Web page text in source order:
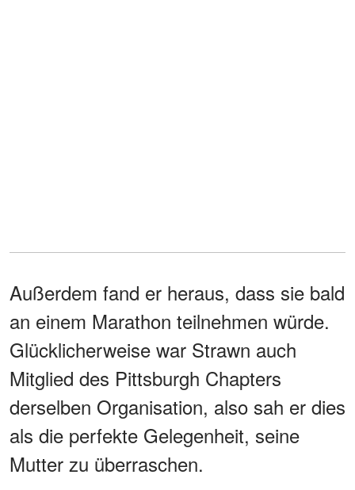
Außerdem fand er heraus, dass sie bald
an einem Marathon teilnehmen würde.
Glücklicherweise war Strawn auch
Mitglied des Pittsburgh Chapters
derselben Organisation, also sah er dies
als die perfekte Gelegenheit, seine
Mutter zu überraschen.